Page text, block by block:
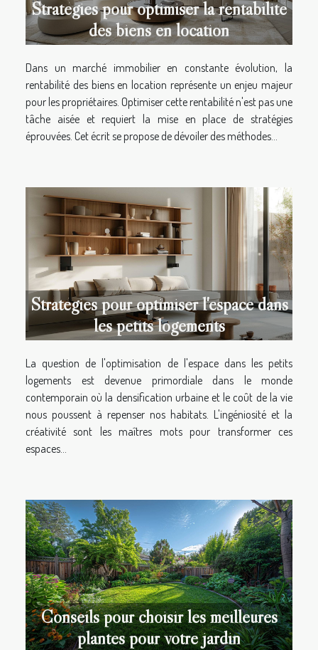
Stratégies pour optimiser la rentabilité
des biens en location
Dans un marché immobilier en constante évolution, la
rentabilité des biens en location représente un enjeu majeur
pour les propriétaires. Optimiser cette rentabilité n'est pas une
tâche aisée et requiert la mise en place de stratégies
éprouvées. Cet écrit se propose de dévoiler des méthodes...
Stratégies pour optimiser l'espace dans
les petits logements
La question de l'optimisation de l'espace dans les petits
logements est devenue primordiale dans le monde
contemporain où la densification urbaine et le coût de la vie
nous poussent à repenser nos habitats. L'ingéniosité et la
créativité sont les maîtres mots pour transformer ces
espaces...
Conseils pour choisir les meilleures
plantes pour votre jardin